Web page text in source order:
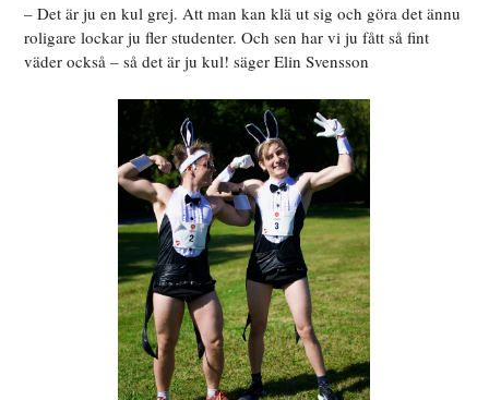
– Det är ju en kul grej. Att man kan klä ut sig och göra det ännu
roligare lockar ju fler studenter. Och sen har vi ju fått så fint
väder också – så det är ju kul! säger Elin Svensson